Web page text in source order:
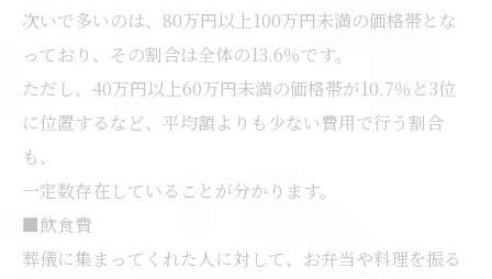
次いで多いのは、80万円以上100万円未満の価格帯とな
っており、その割合は全体の13.6％です。
ただし、40万円以上60万円未満の価格帯が10.7％と3位
に位置するなど、平均額よりも少ない費用で行う割合
も、
一定数存在していることが分かります。
■飲食費
葬儀に集まってくれた人に対して、お弁当や料理を振る